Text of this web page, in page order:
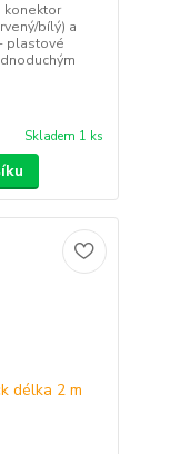
konektor
bílý) a
plastové
Skladem 1 ks